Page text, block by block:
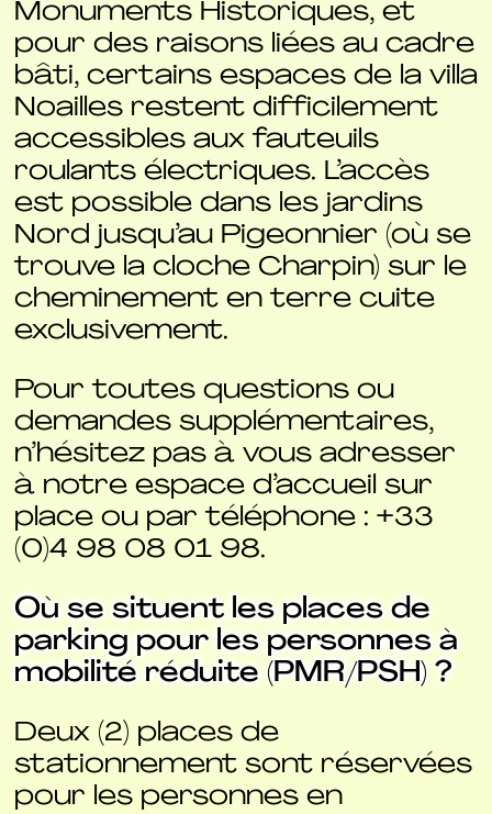
Monuments Historiques, et
pour des raisons liées au cadre
bâti, certains espaces de la villa
Noailles restent difficilement
accessibles aux fauteuils
roulants électriques. L’accès
est possible dans les jardins
Nord jusqu’au Pigeonnier (où se
trouve la cloche Charpin) sur le
cheminement en terre cuite
exclusivement.
Pour toutes questions ou
demandes supplémentaires,
n’hésitez pas à vous adresser
à notre espace d’accueil sur
place ou par téléphone : +33
(0)4 98 08 01 98.
Où se situent les places de
parking pour les personnes à
mobilité réduite (PMR/PSH) ?
Deux (2) places de
stationnement sont réservées
pour les personnes en